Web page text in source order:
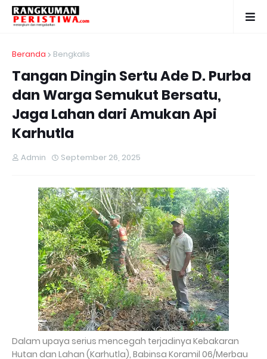
Beranda Bengkalis
Tangan Dingin Sertu Ade D. Purba
dan Warga Semukut Bersatu,
Jaga Lahan dari Amukan Api
Karhutla
Admin September 26, 2025
Dalam upaya serius mencegah terjadinya Kebakaran
Hutan dan Lahan (Karhutla), Babinsa Koramil 06/Merbau